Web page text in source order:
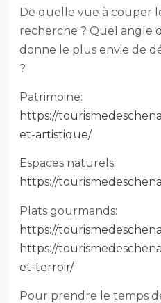
De quelle vue à couper
recherche ? Quel angle
donne le plus envie de
?
Patrimoine:
https://
et-artistique/
Espaces naturels:
https://
Plats gourmands:
https://
https://
et-terroir/
Pour prendre le temps